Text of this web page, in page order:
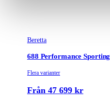
Beretta
688 Performance Sporting
Flera varianter
Från 47 699 kr